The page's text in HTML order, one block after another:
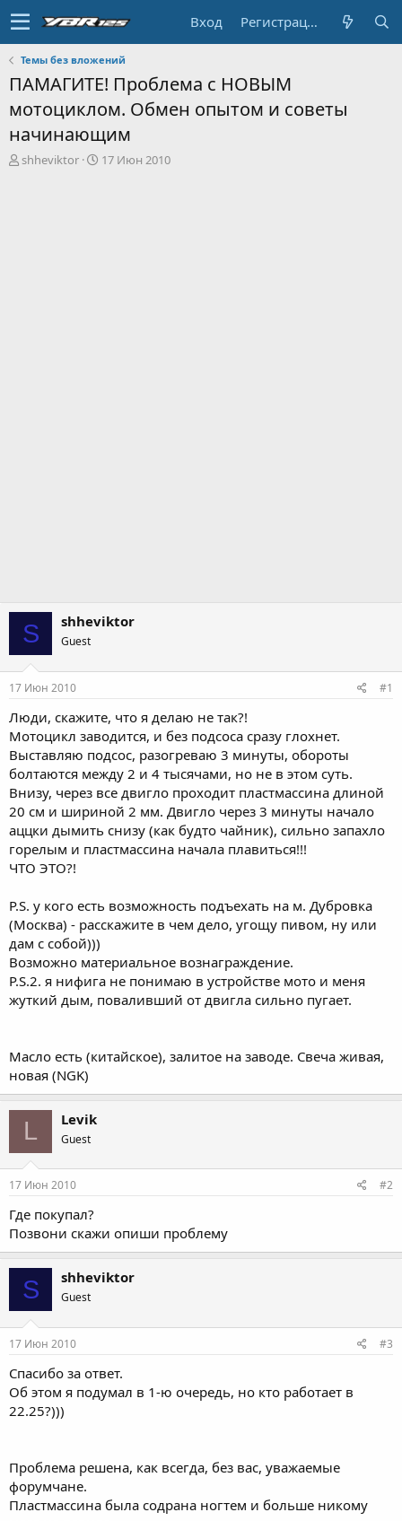
Вход Регистрация
Темы без вложений
ПАМАГИТЕ! Проблема с НОВЫМ
мотоциклом. Обмен опытом и советы
начинающим
А
shheviktor
Д
17 Июн 2010
S shheviktor
Guest
17 Июн 2010 #1
Люди, скажите, что я делаю не так?!
Мотоцикл заводится, и без подсоса сразу глохнет.
Выставляю подсос, разогреваю 3 минуты, обороты
болтаются между 2 и 4 тысячами, но не в этом суть.
Внизу, через все двигло проходит пластмассина длиной
20 см и шириной 2 мм. Двигло через 3 минуты начало
аццки дымить снизу (как будто чайник), сильно запахло
горелым и пластмассина начала плавиться!!!
ЧТО ЭТО?!
P.S. у кого есть возможность подъехать на м. Дубровка
(Москва) - расскажите в чем дело, угощу пивом, ну или
дам с собой)))
Возможно материальное вознаграждение.
P.S.2. я нифига не понимаю в устройстве мото и меня
жуткий дым, поваливший от двигла сильно пугает.
Масло есть (китайское), залитое на заводе. Свеча живая,
новая (NGK)
L Levik
Guest
17 Июн 2010 #2
Где покупал?
Позвони скажи опиши проблему
S shheviktor
Guest
17 Июн 2010 #3
Спасибо за ответ.
Об этом я подумал в 1-ю очередь, но кто работает в
22.25?)))
Проблема решена, как всегда, без вас, уважаемые
форумчане.
Пластмассина была содрана ногтем и больше никому